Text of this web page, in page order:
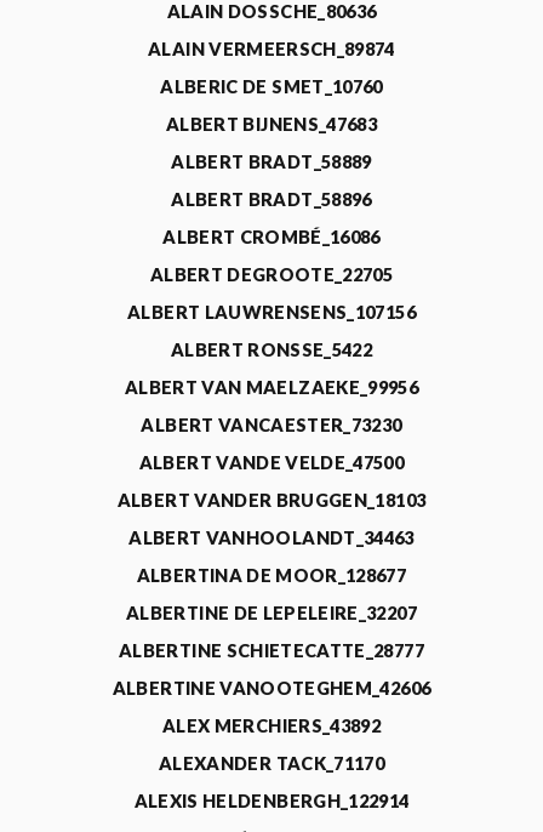
ALAIN DOSSCHE_80636
ALAIN VERMEERSCH_89874
ALBERIC DE SMET_10760
ALBERT BIJNENS_47683
ALBERT BRADT_58889
ALBERT BRADT_58896
ALBERT CROMBÉ_16086
ALBERT DEGROOTE_22705
ALBERT LAUWRENSENS_107156
ALBERT RONSSE_5422
ALBERT VAN MAELZAEKE_99956
ALBERT VANCAESTER_73230
ALBERT VANDE VELDE_47500
ALBERT VANDER BRUGGEN_18103
ALBERT VANHOOLANDT_34463
ALBERTINA DE MOOR_128677
ALBERTINE DE LEPELEIRE_32207
ALBERTINE SCHIETECATTE_28777
ALBERTINE VANOOTEGHEM_42606
ALEX MERCHIERS_43892
ALEXANDER TACK_71170
ALEXIS HELDENBERGH_122914